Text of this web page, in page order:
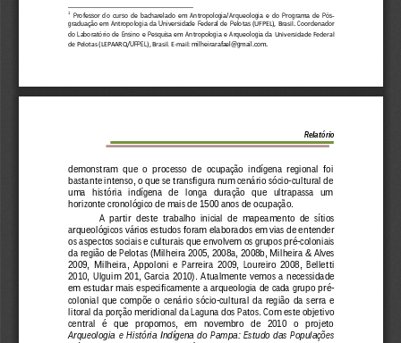
1
  Professor  do  curso  de  bacharelado  em  Antropologia/Arqueologia  e  do  Programa  de  Pós-
graduação  em  Antropologia  da  Universidade  Federal  de  Pelotas (UFPEL), Brasil.  Coordenador
do  Laboratório  de  Ensino  e  Pesquisa  em  Antropologia  e  Arqueologia  da Universidade Federal
de Pelotas (LEPAARQ/UFPEL), Brasil. E-mail: milheirarafael@gmail.com.
Relatório
demonstram  que  o  processo  de  ocupação  indígena  regional  foi
bastante intenso, o que se transfigura num cenário sócio-cultural de
uma   história   indígena   de   longa   duração   que   ultrapassa   um
horizonte cronológico de mais de 1500 anos de ocupação.
A  partir  deste  trabalho  inicial  de  mapeamento  de  sítios
arqueológicos vários estudos foram elaborados em vias de entender
os aspectos sociais e culturais que envolvem os grupos pré-coloniais
da região de Pelotas (Milheira 2005, 2008a, 2008b, Milheira & Alves
2009,  Milheira,  Appoloni  e  Parreira  2009,  Loureiro  2008 ,  Belletti
2010,  Ulguim  201,  Garcia  2010).  Atualmente  vemos  a  necessidade
em estudar mais especificamente a arqueologia de cada grupo pré-
colonial  que  compõe  o  cenário  sócio-cultural  da  região  da  serra  e
litoral da porção meridional da Laguna dos Patos. Com este objetivo
central   é   que   propomos,   em   novembro   de   2010   o   projeto
Arqueologia  e  História  Indígena  do  Pampa:  Estudo  das  Populações